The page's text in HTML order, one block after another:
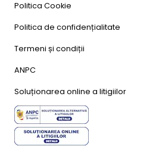
Politica Cookie
Politica de confidențialitate
Termeni și condiții
ANPC
Soluționarea online a litigiilor